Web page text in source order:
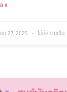
»
น 27, 2025 ไม่มีความเห็น